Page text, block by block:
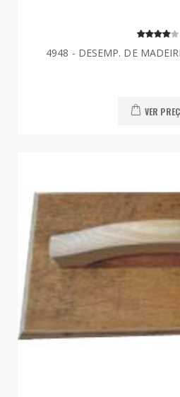
4948 - DESEMP. DE
VER